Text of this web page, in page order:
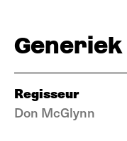
Generiek
Regisseur
Don McGlynn